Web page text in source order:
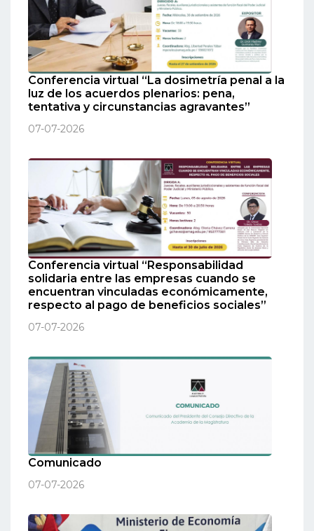
Conferencia virtual “La dosimetría penal a la
luz de los acuerdos plenarios: pena,
tentativa y circunstancias agravantes”
07-07-2026
Conferencia virtual “Responsabilidad
solidaria entre las empresas cuando se
encuentran vinculadas económicamente,
respecto al pago de beneficios sociales”
07-07-2026
Comunicado
07-07-2026